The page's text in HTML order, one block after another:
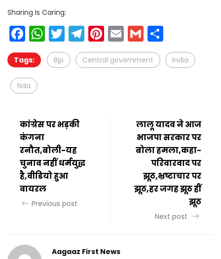
Sharing Is Caring:
Facebook
WhatsApp
Twitter
Telegram
Pinterest
EmailGmail
Tags: Bjp Central government India
Nda
कांग्रेस पर भड़की
कंगना
रनौत,बोली-यह
चुनाव नहीं धर्मयुद्ध
है,वीडियो हुआ
वायरल
Previous post
लालू यादव ने आज
भाजपा सरकार पर
बोला हमला,कहा-
परिवारवाद पर
झूठ,भ्रष्टाचार पर
झूठ,हर जगह झूठ हीं
झूठ
Next post
Aagaaz First News